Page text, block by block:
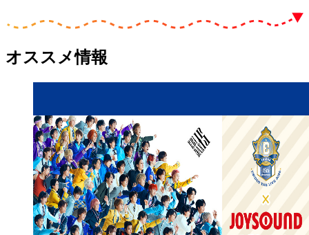
オススメ情報